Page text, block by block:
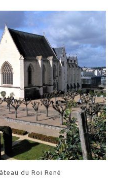
du Roi René